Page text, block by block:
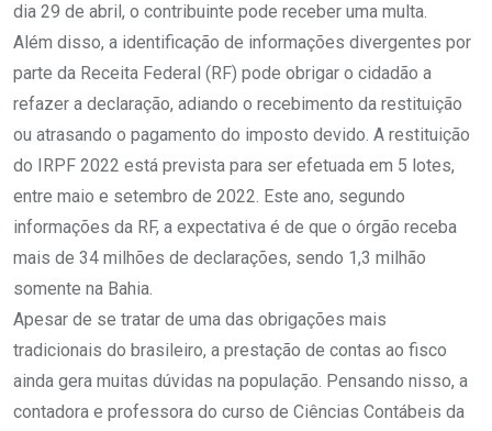
dia 29 de abril, o contribuinte pode receber uma multa.
Além disso, a identificação de informações divergentes por
parte da Receita Federal (RF) pode obrigar o cidadão a
refazer a declaração, adiando o recebimento da restituição
ou atrasando o pagamento do imposto devido. A restituição
do IRPF 2022 está prevista para ser efetuada em 5 lotes,
entre maio e setembro de 2022. Este ano, segundo
informações da RF, a expectativa é de que o órgão receba
mais de 34 milhões de declarações, sendo 1,3 milhão
somente na Bahia.
Apesar de se tratar de uma das obrigações mais
tradicionais do brasileiro, a prestação de contas ao fisco
ainda gera muitas dúvidas na população. Pensando nisso, a
contadora e professora do curso de Ciências Contábeis da